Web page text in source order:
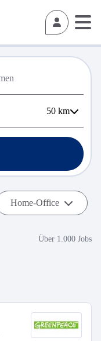
50 km
Home-Office
Über 1.000 Jobs